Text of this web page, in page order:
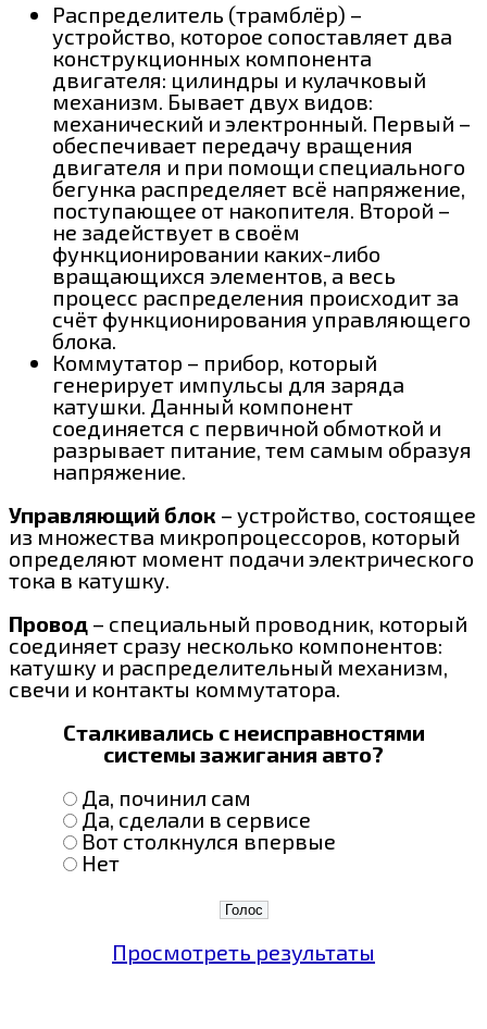
Распределитель (трамблёр) –
устройство, которое сопоставляет два
конструкционных компонента
двигателя: цилиндры и кулачковый
механизм. Бывает двух видов:
механический и электронный. Первый –
обеспечивает передачу вращения
двигателя и при помощи специального
бегунка распределяет всё напряжение,
поступающее от накопителя. Второй –
не задействует в своём
функционировании каких-либо
вращающихся элементов, а весь
процесс распределения происходит за
счёт функционирования управляющего
блока.
Коммутатор – прибор, который
генерирует импульсы для заряда
катушки. Данный компонент
соединяется с первичной обмоткой и
разрывает питание, тем самым образуя
напряжение.
Управляющий блок – устройство, состоящее
из множества микропроцессоров, который
определяют момент подачи электрического
тока в катушку.
Провод – специальный проводник, который
соединяет сразу несколько компонентов:
катушку и распределительный механизм,
свечи и контакты коммутатора.
Сталкивались с неисправностями
системы зажигания авто?
Да, починил сам
Да, сделали в сервисе
Вот столкнулся впервые
Нет
Просмотреть результаты